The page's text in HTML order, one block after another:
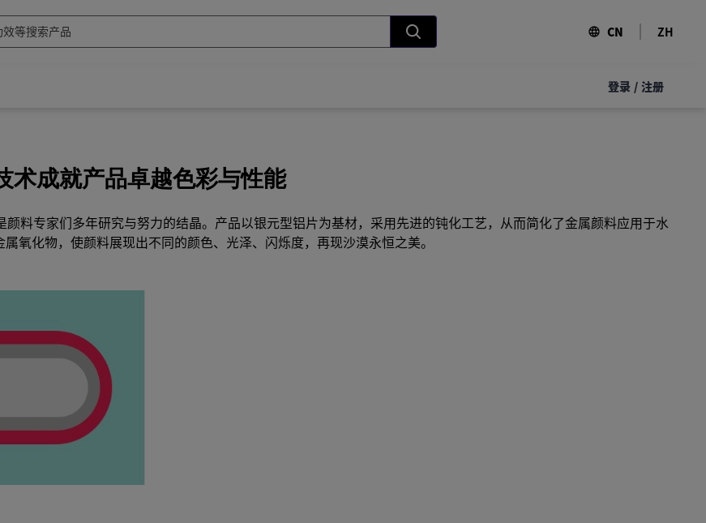
CN ZH
登录 / 注册
术成就产品卓越色彩与性能
料专家们多年研究与努力的结晶。产品以银元型铝片为基材，采用先进的钝化工艺，从而简化了金属颜料应用于水
氧化物，使颜料展现出不同的颜色、光泽、闪烁度，再现沙漠永恒之美。